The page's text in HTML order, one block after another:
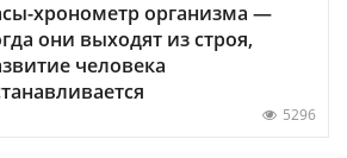
хронометр организма —
они выходят из строя,
человека
5296